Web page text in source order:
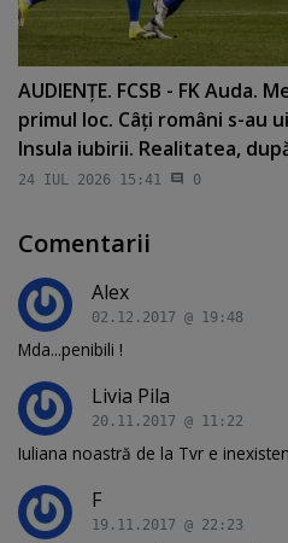
AUDIENŢE. FCSB - FK Auda.
primul loc. Câţi români s-au
Insula iubirii. Realitatea,
24 IUL 2026 15:41 0
Comentarii
Alex
02.12.2017 @ 19:48
Mda...penibili !
Livia Pila
20.11.2017 @ 11:22
Iuliana noastră de la Tvr e
F
19.11.2017 @ 22:23